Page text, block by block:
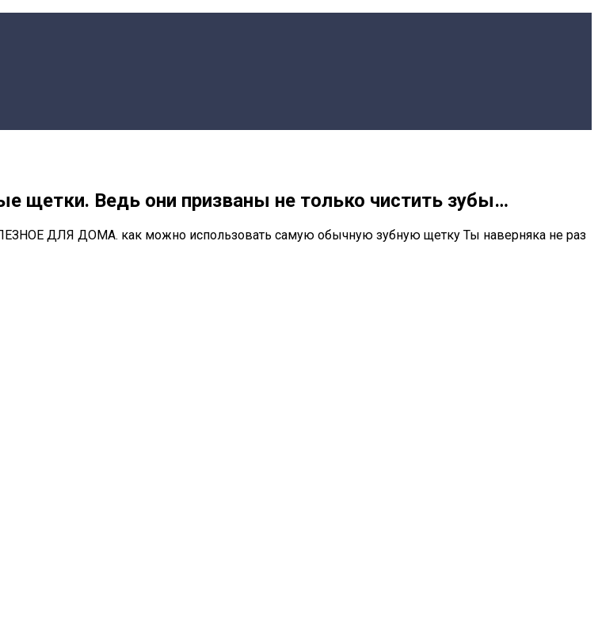
щетки. Ведь они призваны не только чистить зубы…
ДОМА. как можно использовать самую обычную зубную щетку Ты наверняка не раз